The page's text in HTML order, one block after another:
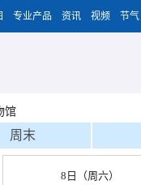
专业产品 资讯 视频 节气
馆
周末
8日（周六）